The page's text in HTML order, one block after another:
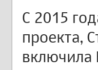
С 2015
проекта,
включила